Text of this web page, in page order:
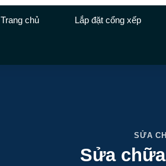
Trang chủ Lắp đặt cổng xếp
SỬA
Sửa